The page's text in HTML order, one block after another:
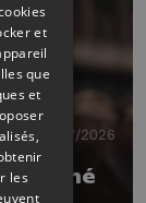
30/07/2026
nommé
et
que
et
les